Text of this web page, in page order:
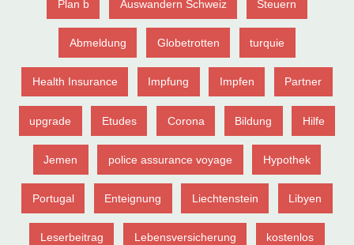
Plan b Auswandern Schweiz Steuern
Abmeldung Globetrotten turquie
Health Insurance Impfung Impfen Partner
upgrade Etudes Corona Bildung Hilfe
Jemen police assurance voyage Hypothek
Portugal Enteignung Liechtenstein Libyen
Leserbeitrag Lebensversicherung kostenlos